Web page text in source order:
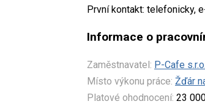
První kontakt: telefonicky,
Informace o
Zaměstnavatel: P-Cafe s.r.o.
Místo výkonu práce: Žďár
Platové ohodnocení: 23